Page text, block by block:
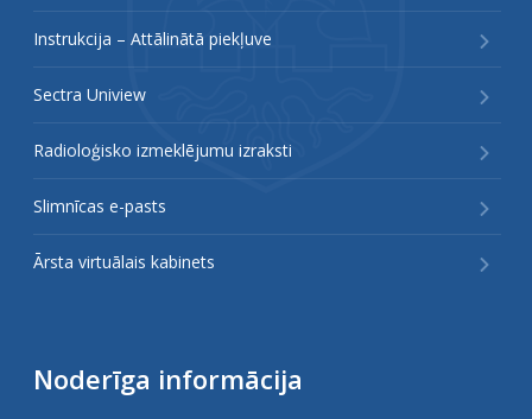
Instrukcija – Attālinātā piekļuve
Sectra Uniview
Radioloģisko izmeklējumu izraksti
Slimnīcas e-pasts
Ārsta virtuālais kabinets
Noderīga informācija